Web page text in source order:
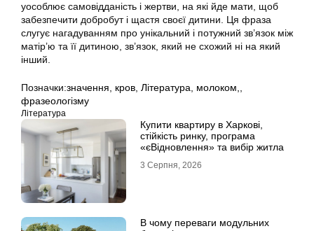
уособлює самовідданість і жертви, на які йде мати, щоб
забезпечити добробут і щастя своєї дитини. Ця фраза
слугує нагадуванням про унікальний і потужний зв’язок між
матір’ю та її дитиною, зв’язок, який не схожий ні на який
інший.
Позначки:значення, кров, Література, молоком,,
фразеологізму
Література
Купити квартиру в Харкові,
стійкість ринку, програма
«єВідновлення» та вибір житла
3 Серпня, 2026
В чому переваги модульних